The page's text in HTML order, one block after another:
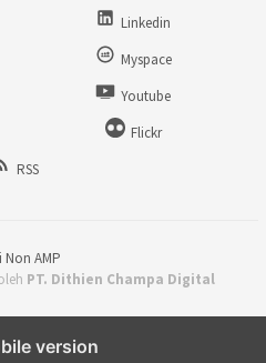
Linkedin
Myspace
Youtube
Flickr
RSS
Non AMP
PT. Dithien Champa Digital
version